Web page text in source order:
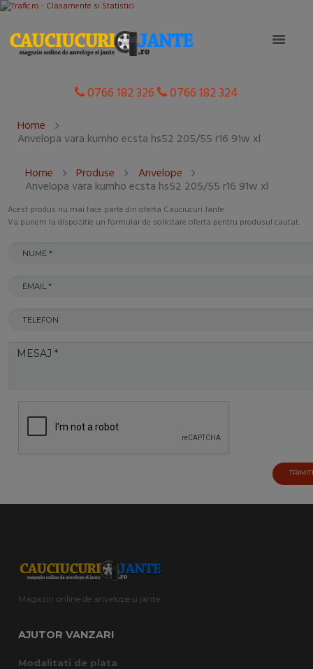
0766 182 326 0766 182 324
Home
Anvelopa vara kumho ecsta hs52 205/55 r16 91w xl
Home
Produse Anvelope
Anvelopa vara kumho ecsta hs52 205/55 r16 91w xl
Acest produs nu mai face parte din oferta Cauciucuri Jante.
Va punem la dispozitie un formular de solicitare oferta pentru produsul cautat.
Magazin online de anvelope si jante
AJUTOR VANZARI
Modalitati de plata